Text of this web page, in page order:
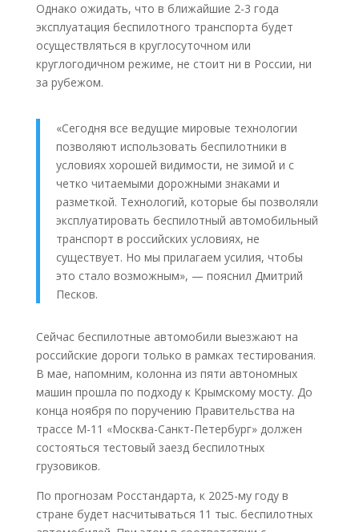
Однако ожидать, что в ближайшие 2-3 года
эксплуатация беспилотного транспорта будет
осуществляться в круглосуточном или
круглогодичном режиме, не стоит ни в России, ни
за рубежом.
«Сегодня все ведущие мировые технологии
позволяют использовать беспилотники в
условиях хорошей видимости, не зимой и с
четко читаемыми дорожными знаками и
разметкой. Технологий, которые бы позволяли
эксплуатировать беспилотный автомобильный
транспорт в российских условиях, не
существует. Но мы прилагаем усилия, чтобы
это стало возможным», — пояснил Дмитрий
Песков.
Сейчас беспилотные автомобили выезжают на
российские дороги только в рамках тестирования.
В мае, напомним, колонна из пяти автономных
машин прошла по подходу к Крымскому мосту. До
конца ноября по поручению Правительства на
трассе М-11 «Москва-Санкт-Петербург» должен
состояться тестовый заезд беспилотных
грузовиков.
По прогнозам Росстандарта, к 2025-му году в
стране будет насчитываться 11 тыс. беспилотных